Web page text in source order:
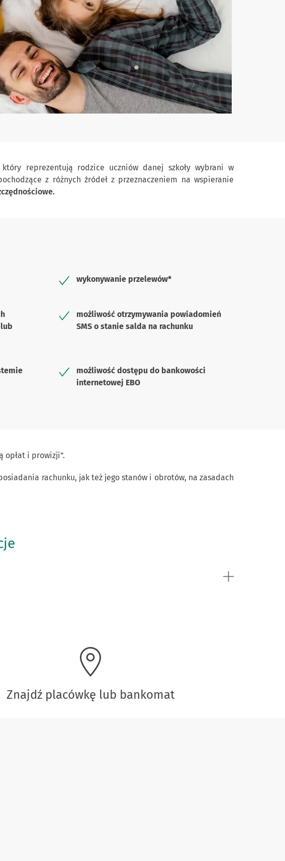
reprezentują rodzice uczniów danej szkoły wybrani w
z różnych źródeł z przeznaczeniem na wspieranie
wykonywanie przelewów*
możliwość otrzymywania powiadomień
SMS o stanie salda na rachunku
możliwość dostępu do bankowości
internetowej EBO
opłat i prowizji”.
rachunku, jak też jego stanów i obrotów, na zasadach
Znajdź placówkę lub bankomat